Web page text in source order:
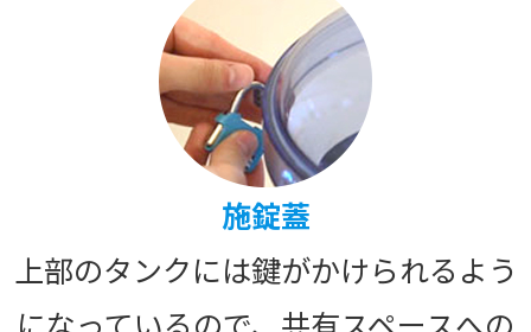
施錠蓋
上部のタンクには鍵がかけられるよう